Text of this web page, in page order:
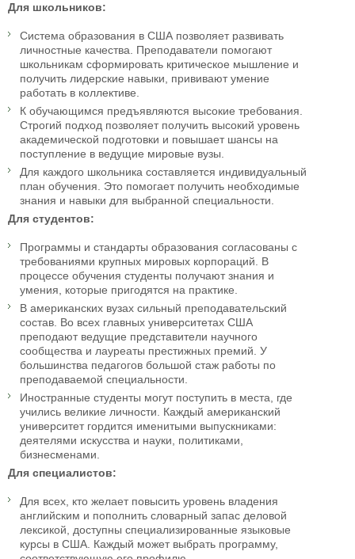
Для школьников:
Система образования в США позволяет развивать
личностные качества. Преподаватели помогают
школьникам сформировать критическое мышление и
получить лидерские навыки, прививают умение
работать в коллективе.
К обучающимся предъявляются высокие требования.
Строгий подход позволяет получить высокий уровень
академической подготовки и повышает шансы на
поступление в ведущие мировые вузы.
Для каждого школьника составляется индивидуальный
план обучения. Это помогает получить необходимые
знания и навыки для выбранной специальности.
Для студентов:
Программы и стандарты образования согласованы с
требованиями крупных мировых корпораций. В
процессе обучения студенты получают знания и
умения, которые пригодятся на практике.
В американских вузах сильный преподавательский
состав. Во всех главных университетах США
преподают ведущие представители научного
сообщества и лауреаты престижных премий. У
большинства педагогов большой стаж работы по
преподаваемой специальности.
Иностранные студенты могут поступить в места, где
учились великие личности. Каждый американский
университет гордится именитыми выпускниками:
деятелями искусства и науки, политиками,
бизнесменами.
Для специалистов:
Для всех, кто желает повысить уровень владения
английским и пополнить словарный запас деловой
лексикой, доступны специализированные языковые
курсы в США. Каждый может выбрать программу,